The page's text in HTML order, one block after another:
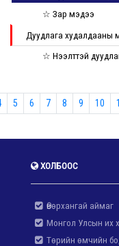
☆ Зар мэдээ
Дуудлага худалдааны
☆ Нээлттэй
5 6 7 8 9 10
ХОЛБООС
Өвөрхангай аймаг
Монгол Улсын их
Төрийн өмчийн